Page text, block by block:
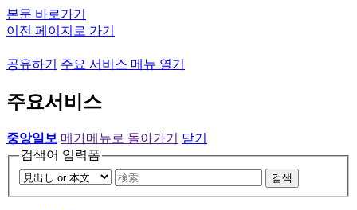
본문 바로가기
이전 페이지로 가기
공유하기 주요 서비스 메뉴 열기
주요서비스
중앙일보 메가메뉴로 돌아가기
닫기
검색어 입력폼
검색